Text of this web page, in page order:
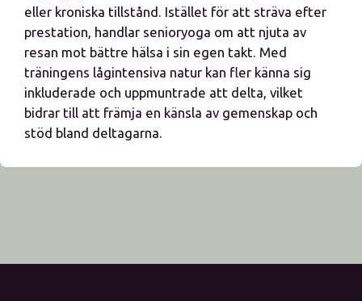
eller kroniska tillstånd. Istället för att sträva efter
prestation, handlar senioryoga om att njuta av
resan mot bättre hälsa i sin egen takt. Med
träningens lågintensiva natur kan fler känna sig
inkluderade och uppmuntrade att delta, vilket
bidrar till att främja en känsla av gemenskap och
stöd bland deltagarna.